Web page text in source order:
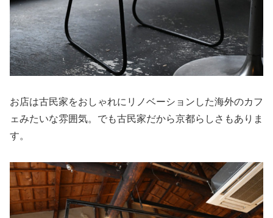
お店は古民家をおしゃれにリノベーションした海外のカフ
ェみたいな雰囲気。でも古民家だから京都らしさもありま
す。